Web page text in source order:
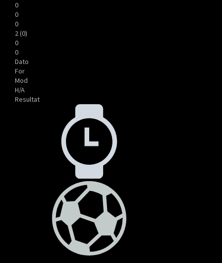
0
0
0
2 (0)
0
0
Dato
For
Mod
H/A
Resultat